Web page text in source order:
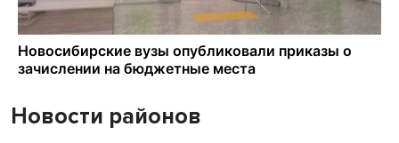
Новости районов